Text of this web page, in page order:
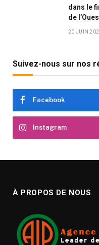
dans le
de
20 JUIN
Suivez-nous sur nos
Facebook
Instagram
À PROPOS DE NOUS